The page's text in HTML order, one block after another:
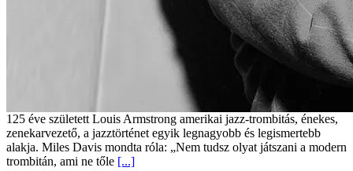
125 éve született Louis Armstrong amerikai jazz-trombitás, énekes,
zenekarvezető, a jazztörténet egyik legnagyobb és legismertebb
alakja. Miles Davis mondta róla: „Nem tudsz olyat játszani a modern
trombitán, ami ne tőle [...]